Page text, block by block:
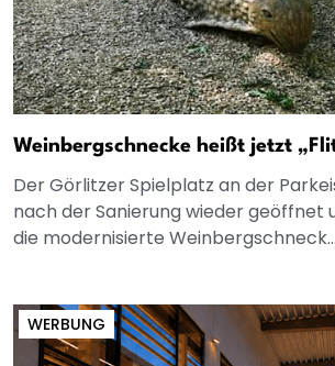
Weinbergschnecke heißt jetzt
Der Görlitzer Spielplatz an der
nach der Sanierung wieder geöffnet
die modernisierte Weinbergschneck...
WERBUNG